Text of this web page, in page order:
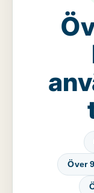
Över